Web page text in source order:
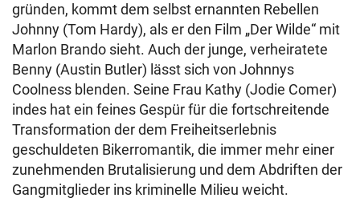
gründen, kommt dem selbst ernannten Rebellen
Johnny (Tom Hardy), als er den Film „Der Wilde“ mit
Marlon Brando sieht. Auch der junge, verheiratete
Benny (Austin Butler) lässt sich von Johnnys
Coolness blenden. Seine Frau Kathy (Jodie Comer)
indes hat ein feines Gespür für die fortschreitende
Transformation der dem Freiheitserlebnis
geschuldeten Bikerromantik, die immer mehr einer
zunehmenden Brutalisierung und dem Abdriften der
Gangmitglieder ins kriminelle Milieu weicht.